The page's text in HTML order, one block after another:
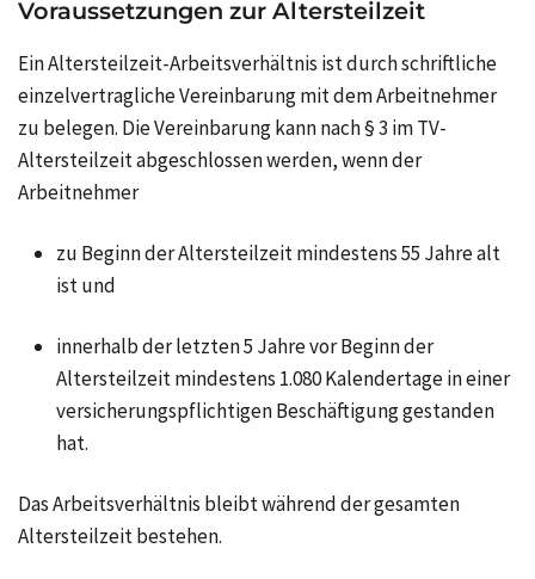
Voraussetzungen zur Altersteilzeit
Ein Altersteilzeit-Arbeitsverhältnis ist durch schriftliche
einzelvertragliche Vereinbarung mit dem Arbeitnehmer
zu belegen. Die Vereinbarung kann nach § 3 im TV-
Altersteilzeit abgeschlossen werden, wenn der
Arbeitnehmer
zu Beginn der Altersteilzeit mindestens 55 Jahre alt
ist und
innerhalb der letzten 5 Jahre vor Beginn der
Altersteilzeit mindestens 1.080 Kalendertage in einer
versicherungspflichtigen Beschäftigung gestanden
hat.
Das Arbeitsverhältnis bleibt während der gesamten
Altersteilzeit bestehen.